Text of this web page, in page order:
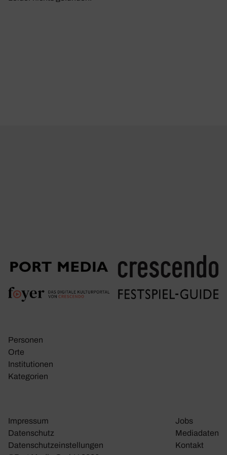
Personen
Orte
Insti­tu­tionen
Kate­go­rien
Impressum
Daten­schutz
Daten­schutz­ein­stel­lungen
Jobs
Media­daten
Kontakt